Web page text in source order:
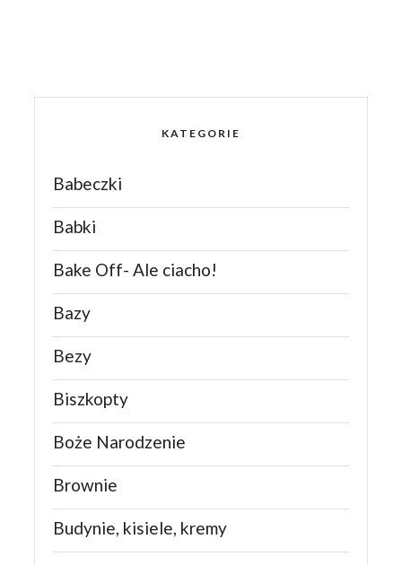
KATEGORIE
Babeczki
Babki
Bake Off- Ale ciacho!
Bazy
Bezy
Biszkopty
Boże Narodzenie
Brownie
Budynie, kisiele, kremy